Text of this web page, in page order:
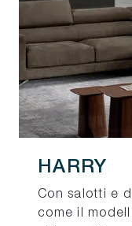
HARRY
Con salotti e
come il